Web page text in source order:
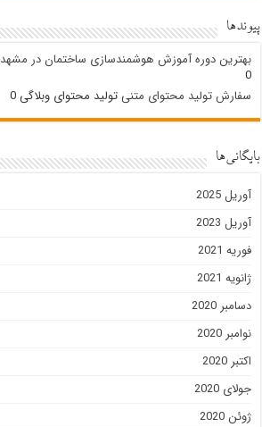
پیوندها
بهترین دوره آموزش هوشمندسازی ساختمان در مشهد
0
سفارش تولید محتوای متنی تولید محتوای وبلاگی 0
بایگانی‌ها
آوریل 2025
آوریل 2023
فوریه 2021
ژانویه 2021
دسامبر 2020
نوامبر 2020
اکتبر 2020
جولای 2020
ژوئن 2020